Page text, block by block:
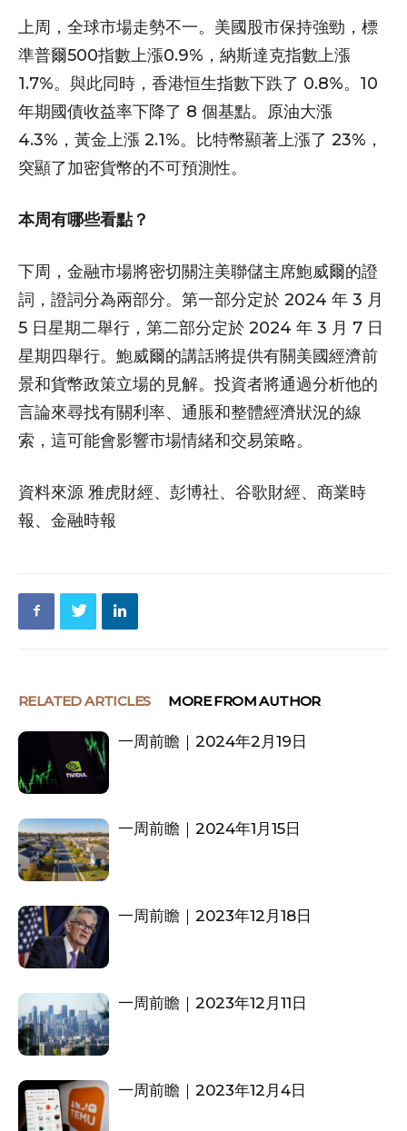
上周，全球市場走勢不一。美國股市保持強勁，標
準普爾500指數上漲0.9%，納斯達克指數上漲
1.7%。與此同時，香港恒生指數下跌了 0.8%。10
年期國債收益率下降了 8 個基點。原油大漲
4.3%，黃金上漲 2.1%。比特幣顯著上漲了 23%，
突顯了加密貨幣的不可預測性。
本周有哪些看點？
下周，金融市場將密切關注美聯儲主席鮑威爾的證
詞，證詞分為兩部分。第一部分定於 2024 年 3 月
5 日星期二舉行，第二部分定於 2024 年 3 月 7 日
星期四舉行。鮑威爾的講話將提供有關美國經濟前
景和貨幣政策立場的見解。投資者將通過分析他的
言論來尋找有關利率、通脹和整體經濟狀況的線
索，這可能會影響市場情緒和交易策略。
資料來源 雅虎財經、彭博社、谷歌財經、商業時
報、金融時報
RELATED ARTICLES MORE FROM AUTHOR
一周前瞻｜2024年2月19日
一周前瞻｜2024年1月15日
一周前瞻｜2023年12月18日
一周前瞻｜2023年12月11日
一周前瞻｜2023年12月4日